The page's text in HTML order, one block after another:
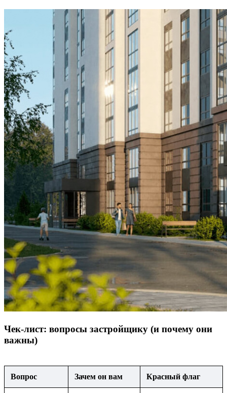
Чек-лист: вопросы застройщику (и почему они
важны)
Вопрос Зачем он вам Красный флаг